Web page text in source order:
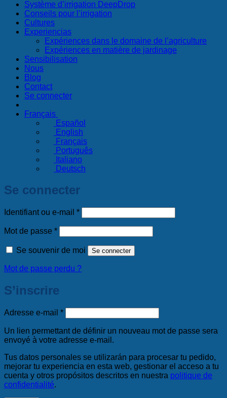
Système d’irrigation DeepDrop
Conseils pour l’irrigation
Cultures
Experiencias
Expériences dans le domaine de l’agriculture
Expériences en matière de jardinage
Sensibilisation
Nous
Blog
Contact
Se connecter
Français
Español
English
Français
Português
Italiano
Deutsch
Se connecter
Identifiant ou e-mail *Obligatoire
Mot de passe *Obligatoire
Se souvenir de moi Se connecter
Mot de passe perdu ?
S’inscrire
Adresse e-mail *Obligatoire
Un lien permettant de définir un nouveau mot de passe sera
envoyé à votre adresse e-mail.
Tus datos personales se utilizarán para procesar tu pedido,
mejorar tu experiencia en esta web, gestionar el acceso a tu
cuenta y otros propósitos descritos en nuestra politique de
confidentialité.